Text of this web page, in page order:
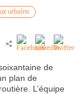
urbains
de
plan de
L’équipe